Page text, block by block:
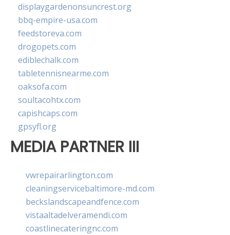
displaygardenonsuncrest.org
bbq-empire-usa.com
feedstoreva.com
drogopets.com
ediblechalk.com
tabletennisnearme.com
oaksofa.com
soultacohtx.com
capishcaps.com
gpsyfl.org
MEDIA PARTNER III
vwrepairarlington.com
cleaningservicebaltimore-md.com
beckslandscapeandfence.com
vistaaltadelveramendi.com
coastlinecateringnc.com